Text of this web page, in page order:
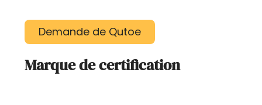
Demande de Qutoe
Marque de certification